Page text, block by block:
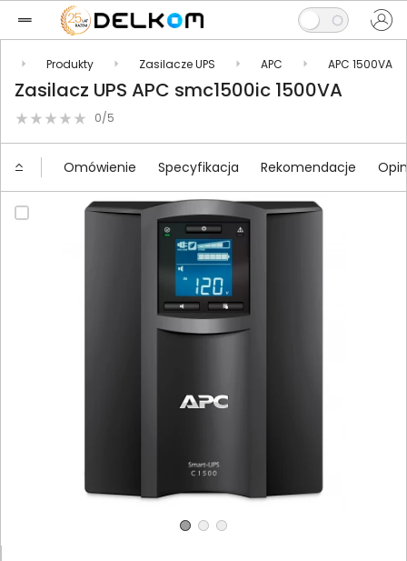
Produkty Zasilacze UPS APC APC 1500VA
Zasilacz UPS APC smc1500ic 1500VA
0/5
Omówienie Specyfikacja Rekomendacje